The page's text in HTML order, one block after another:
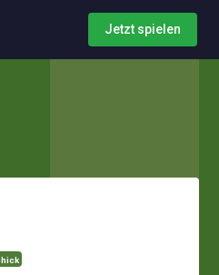
Jetzt spielen